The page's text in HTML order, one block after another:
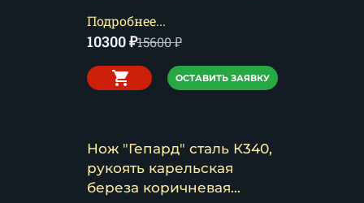
Подробнее...
10300₽15600₽
ОСТАВИТЬ ЗАЯВКУ
Нож "Гепард" сталь К340,
рукоять карельская
береза коричневая